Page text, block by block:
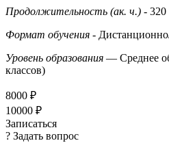
Продолжительность (ак. ч.) - 320
Формат обучения -
Уровень образования — Среднее
классов)
8000 ₽
10000 ₽
Записаться
? Задать вопрос